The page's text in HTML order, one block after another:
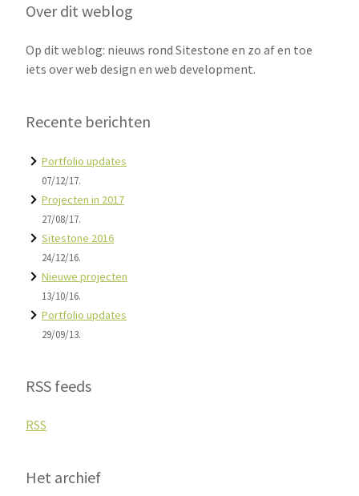
Over dit weblog
Op dit weblog: nieuws rond Sitestone en zo af en toe
iets over web design en web development.
Recente berichten
Portfolio updates
07/12/17.
Projecten in 2017
27/08/17.
Sitestone 2016
24/12/16.
Nieuwe projecten
13/10/16.
Portfolio updates
29/09/13.
RSS feeds
RSS
Het archief